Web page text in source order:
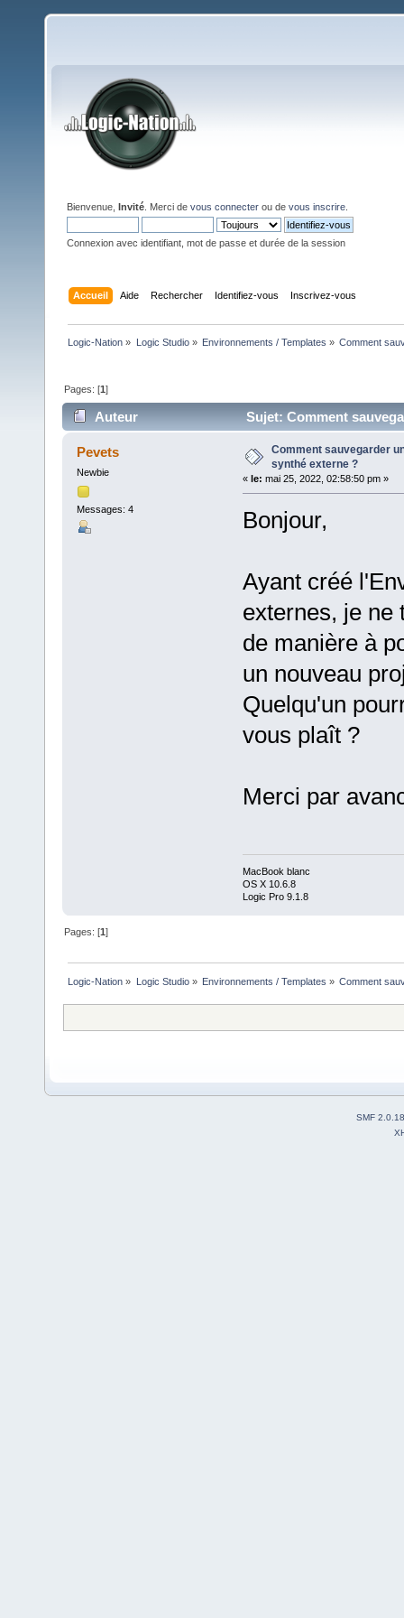
Bienvenue, Invité . Merci de vous connecter ou de vous inscrire
Connexion avec identifiant, mot de passe et durée de la session
Accueil Aide Rechercher Identifiez-vous Inscrivez-vous
Logic-Nation » Logic Studio» Environnements / Templates » Comment
Pages: [1]
Auteur Sujet: Comment
Pevets
Newbie
Messages: 4
Comment sauvegarder
synthé externe ?
« le: mai 25, 2022, 02:58:50 pm »
Bonjour,
Ayant créé
externes, je ne
de manière à
un nouveau
Quelqu'un
vous plaît ?
Merci par
MacBook blanc
OS X 10.6.8
Logic Pro 9.1.8
Pages: [1]
Logic-Nation » Logic Studio» Environnements / Templates » Comment
SMF 2.0.18